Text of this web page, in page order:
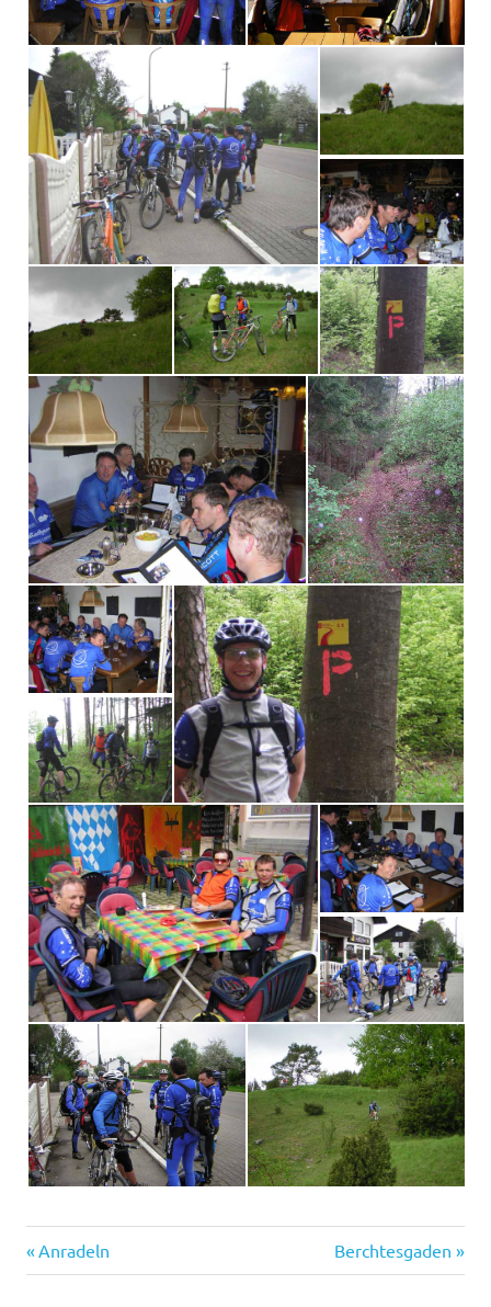
Beitragsnavigation
Vorheriger
Beitrag:
Anradeln
Nächster
Beitrag:
Berchtesgaden